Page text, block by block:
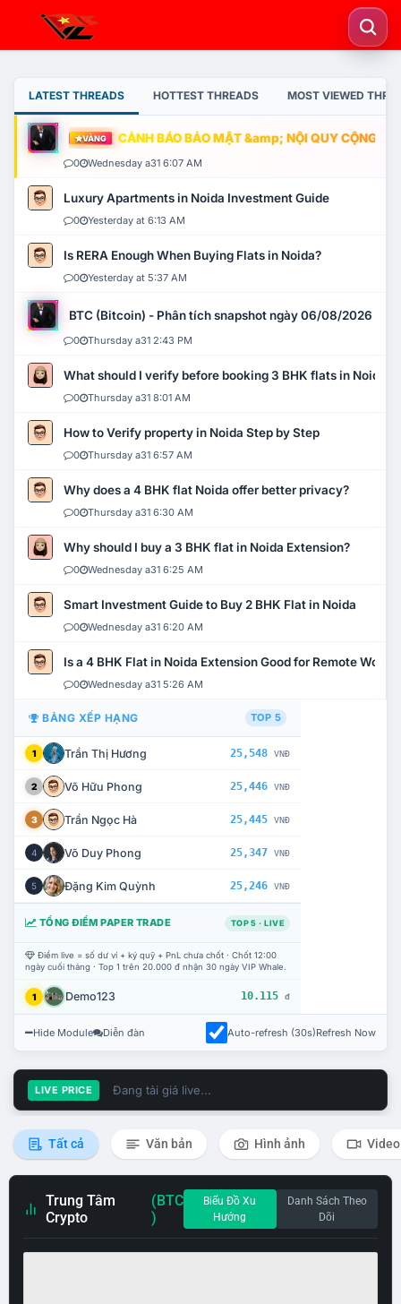
LATEST THREADS HOTTEST THREADS MOST VIEWED
VÀNG CẢNH BÁO BẢO MẬT &amp; NỘI QUY CỘNG
0 Wednesday a31 6:07 AM
Luxury Apartments in Noida Investment Guide
0 Yesterday at 6:13 AM
Is RERA Enough When Buying Flats in Noida?
0 Yesterday at 5:37 AM
BTC (Bitcoin) - Phân tích snapshot ngày 06/08/2026
0 Thursday a31 2:43 PM
What should I verify before booking 3 BHK flats in Noida?
0 Thursday a31 8:01 AM
How to Verify property in Noida Step by Step
0 Thursday a31 6:57 AM
Why does a 4 BHK flat Noida offer better privacy?
0 Thursday a31 6:30 AM
Why should I buy a 3 BHK flat in Noida Extension?
0 Wednesday a31 6:25 AM
Smart Investment Guide to Buy 2 BHK Flat in Noida
0 Wednesday a31 6:20 AM
Is a 4 BHK Flat in Noida Extension Good for Remote Work?
0 Wednesday a31 5:26 AM
BẢNG XẾP HẠNG TOP 5
1 Trần Thị Hương 25,548 VNĐ
2 Võ Hữu Phong 25,446 VNĐ
3 Trần Ngọc Hà 25,445 VNĐ
4 Võ Duy Phong 25,347 VNĐ
5 Đặng Kim Quỳnh 25,246 VNĐ
TỔNG ĐIỂM PAPER TRADE TOP 5 · LIVE
Điểm live = số dư ví + ký quỹ + PnL chưa chốt · Chốt 12:00
ngày cuối tháng · Top 1 trên 20.000 đ nhận 30 ngày VIP Whale.
1 Demo123 10.115 đ
Hide Module Diễn đàn Auto-refresh (30s)Refresh Now
LIVE PRICE Đang tải giá live...
Tất cả Văn bản Hình ảnh Video
Trung Tâm
Crypto
(BTC
)
Biểu Đồ Xu
Hướng
Danh Sách Theo
Dõi